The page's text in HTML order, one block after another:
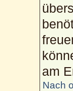
am
Nach